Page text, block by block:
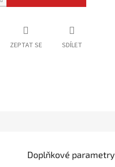
ZEPTAT SE SDÍLET
Doplňkové parametry